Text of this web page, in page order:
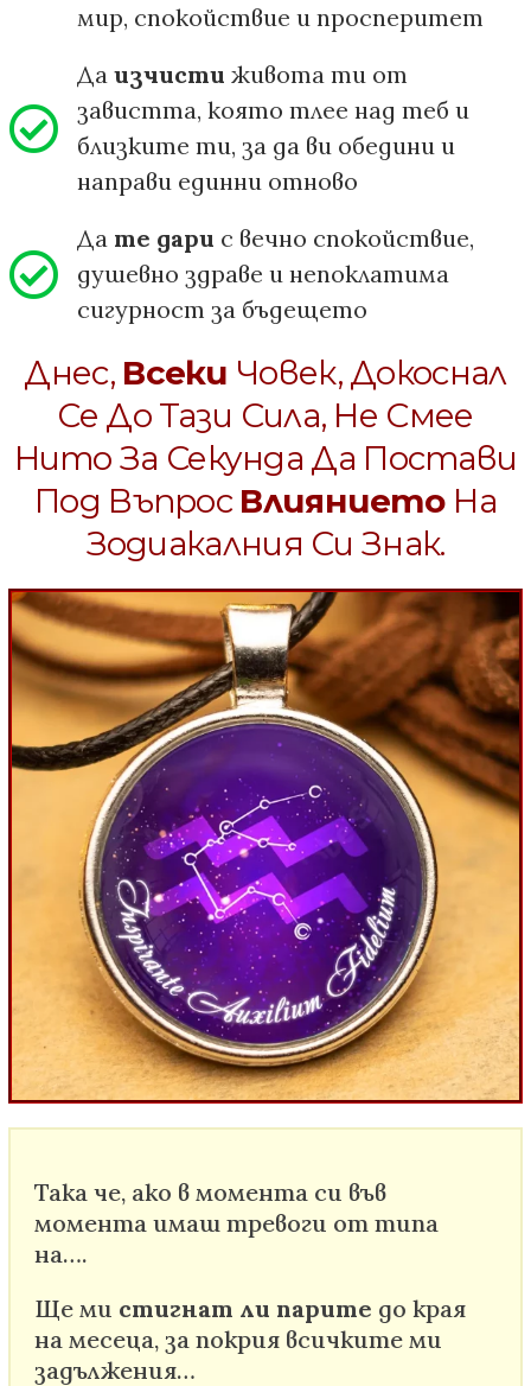
мир, спокойствие и просперитет
Да изчисти живота ти от
завистта, която тлее над теб и
близките ти, за да ви обедини и
направи единни отново
Да те дари с вечно спокойствие,
душевно здраве и непоклатима
сигурност за бъдещето
Днес, Всеки Човек, Докоснал
Се До Тази Сила, Не Смее
Нито За Секунда Да Постави
Под Въпрос Влиянието На
Зодиакалния Си Знак.
Така че, ако в момента си във
момента имаш тревоги от типа
на….
Ще ми стигнат ли парите до края
на месеца, за покрия всичките ми
задължения…